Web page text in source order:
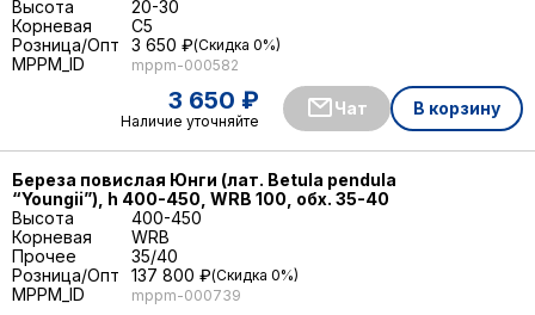
Высота
20-30
Корневая
C5
Розница/Опт
3 650 ₽ Скидка 0%
3 650 ₽
Наличие уточняйте
Чат В корзину
MPPM_ID mppm-000582
Береза повислая Юнги (лат. Betula pendula
“Youngii”), h 400-450, WRB 100, обх. 35-40
Высота
400-450
Корневая
WRB
Прочее
35/40
Розница/Опт
137 800 ₽ Скидка 0%
MPPM_ID mppm-000739